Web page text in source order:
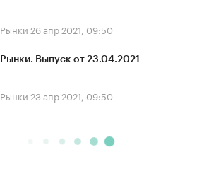
Рынки 26 апр 2021, 09:50
Рынки. Выпуск от 23.04.2021
Рынки 23 апр 2021, 09:50